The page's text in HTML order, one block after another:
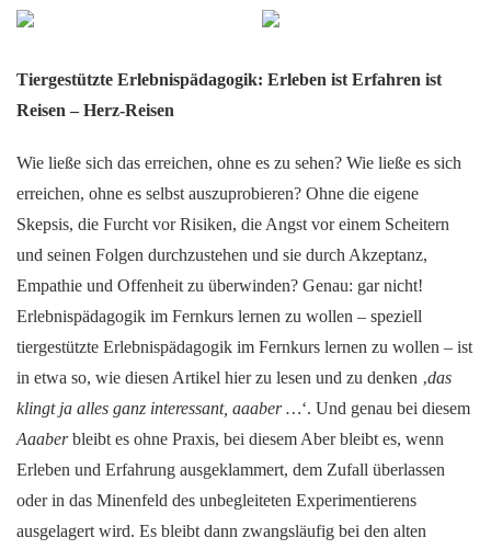
Tiergestützte Erlebnispädagogik: Erleben ist Erfahren ist
Reisen – Herz-Reisen
Wie ließe sich das erreichen, ohne es zu sehen? Wie ließe es sich
erreichen, ohne es selbst auszuprobieren? Ohne die eigene
Skepsis, die Furcht vor Risiken, die Angst vor einem Scheitern
und seinen Folgen durchzustehen und sie durch Akzeptanz,
Empathie und Offenheit zu überwinden? Genau: gar nicht!
Erlebnispädagogik im Fernkurs lernen zu wollen – speziell
tiergestützte Erlebnispädagogik im Fernkurs lernen zu wollen – ist
in etwa so, wie diesen Artikel hier zu lesen und zu denken ‚das
klingt ja alles ganz interessant, aaaber …‘. Und genau bei diesem
Aaaberbleibt es ohne Praxis, bei diesem Aber bleibt es, wenn
Erleben und Erfahrung ausgeklammert, dem Zufall überlassen
oder in das Minenfeld des unbegleiteten Experimentierens
ausgelagert wird. Es bleibt dann zwangsläufig bei den alten